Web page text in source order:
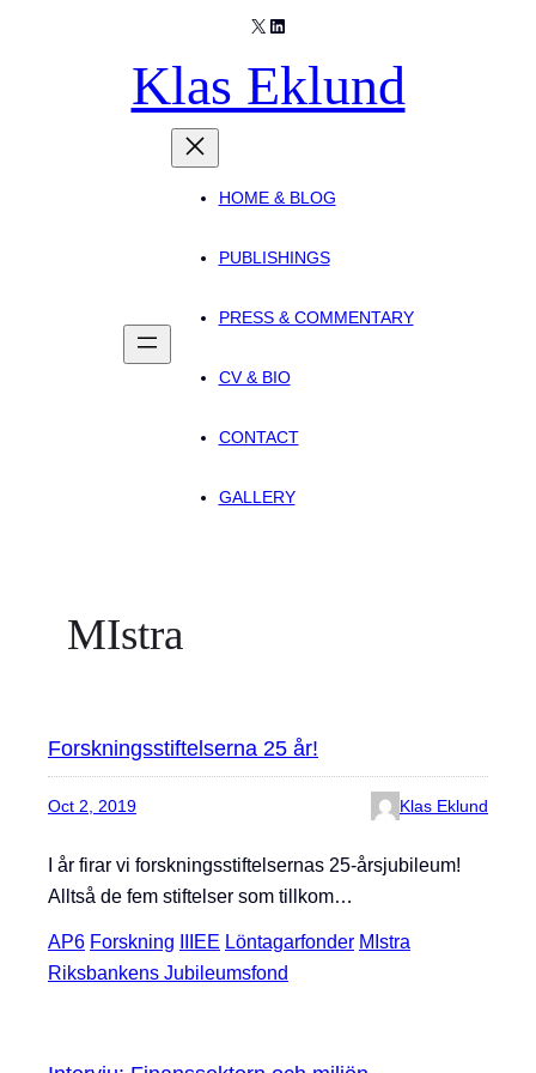
X LinkedIn
Klas Eklund
HOME & BLOG
PUBLISHINGS
PRESS & COMMENTARY
CV & BIO
CONTACT
GALLERY
MIstra
Forskningsstiftelserna 25 år!
Oct 2, 2019 Klas Eklund
I år firar vi forskningsstiftelsernas 25-årsjubileum!
Alltså de fem stiftelser som tillkom…
AP6 Forskning IIIEE Löntagarfonder MIstra
Riksbankens Jubileumsfond